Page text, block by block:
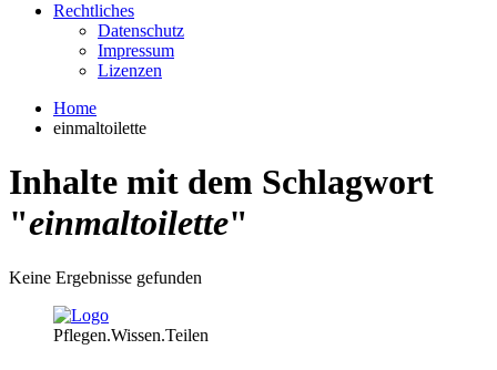
Rechtliches
Datenschutz
Impressum
Lizenzen
Home
einmaltoilette
Inhalte mit dem Schlagwort
"einmaltoilette"
Keine Ergebnisse gefunden
Pflegen.Wissen.Teilen